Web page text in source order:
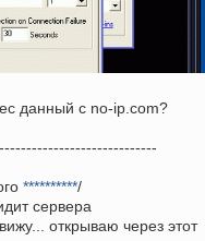
данный с no-ip.com?
**********/
сервера
открываю через этот